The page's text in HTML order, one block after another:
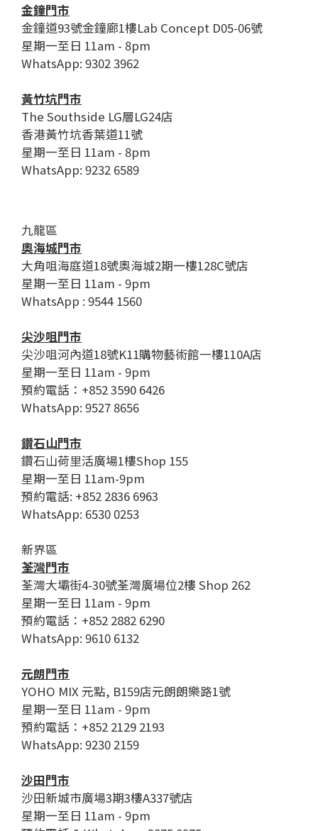
金鐘門市
金鐘道93號金鐘廊1樓Lab Concept D05-06號
星期一至日 11am - 8pm
WhatsApp: 9302 3962
黃竹坑門市
The Southside LG層LG24店
香港黃竹坑香葉道11號
星期一至日 11am - 8pm
WhatsApp: 9232 6589
九龍區
奧海城門市
大角咀海庭道18號奧海城2期一樓128C號店
星期一至日 11am - 9pm
WhatsApp : 9544 1560
尖沙咀門市
尖沙咀河內道18號K11購物藝術館一樓110A店
星期一至日 11am - 9pm
預約電話：+852 3590 6426
WhatsApp: 9527 8656
鑽石山門市
鑽石山荷里活廣場1樓Shop 155
星期一至日 11am-9pm
預約電話: +852 2836 6963
WhatsApp: 6530 0253
新界區
荃灣門市
荃灣大壩街4-30號荃灣廣場位2樓 Shop 262
星期一至日 11am - 9pm
預約電話：+852 2882 6290
WhatsApp: 9610 6132
元朗門市
YOHO MIX 元點, B159店元朗朗樂路1號
星期一至日 11am - 9pm
預約電話：+852 2129 2193
WhatsApp: 9230 2159
沙田門市
沙田新城市廣場3期3樓A337號店
星期一至日 11am - 9pm